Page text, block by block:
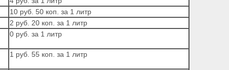
10 руб. 50 коп. за 1 литр
2 руб. 20 коп. за 1 литр
0 руб. за 1 литр
1 руб. 55 коп. за 1 литр